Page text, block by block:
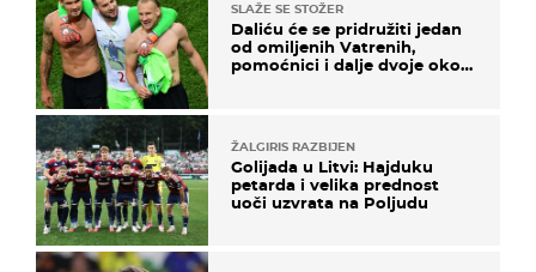
SLAŽE SE STOŽER
Daliću će se pridružiti jedan
od omiljenih Vatrenih,
pomoćnici i dalje dvoje oko
ŽALGIRIS RAZBIJEN
Golijada u Litvi: Hajduku
petarda i velika prednost
uoči uzvrata na Poljudu